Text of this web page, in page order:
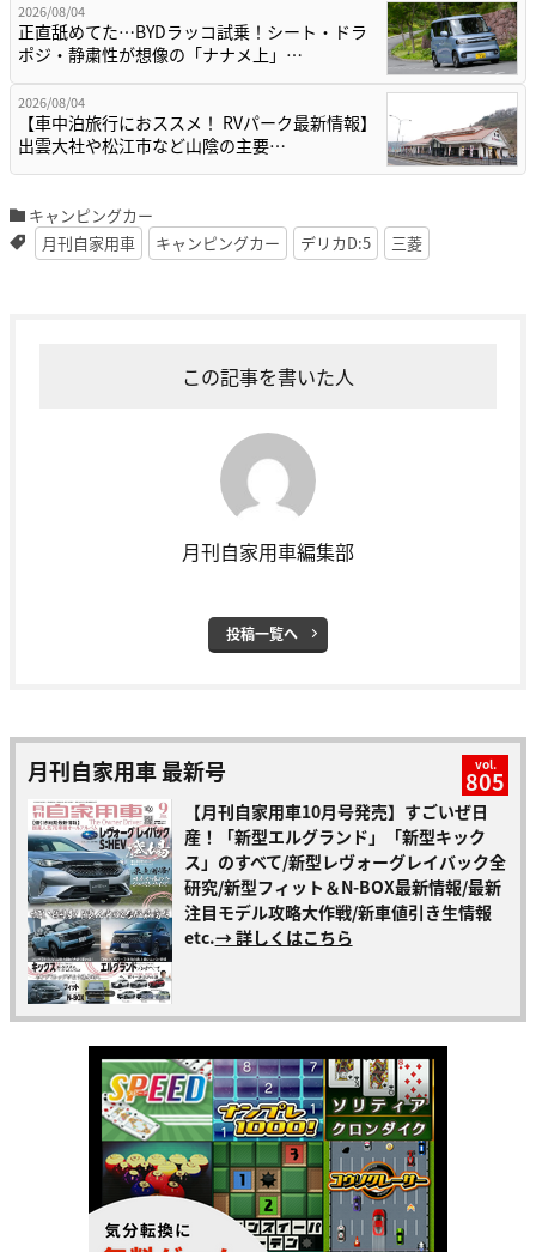
2026/08/04
正直舐めてた…BYDラッコ試乗！シート・ドラ
ポジ・静粛性が想像の「ナナメ上」…
2026/08/04
【車中泊旅行におススメ！ RVパーク最新情報】
出雲大社や松江市など山陰の主要…
キャンピングカー
月刊自家用車
キャンピングカー デリカD:5 三菱
この記事を書いた人
月刊自家用車編集部
投稿一覧へ
月刊自家用車 最新号 vol.
805
【月刊自家用車10月号発売】すごいぜ日
産！「新型エルグランド」「新型キック
ス」のすべて/新型レヴォーグレイバック全
研究/新型フィット＆N-BOX最新情報/最新
注目モデル攻略大作戦/新車値引き生情報
etc.→ 詳しくはこちら